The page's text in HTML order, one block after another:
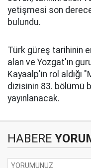
yetişmesi son
bulundu.
Türk güreş tarihinin
alan ve Yozgat'ın
Kayaalp'in rol aldığı
dizisinin 83. bölümü
yayınlanacak.
HABERE